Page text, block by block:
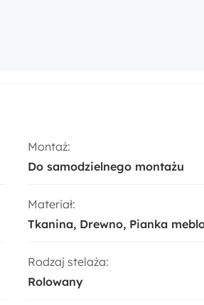
Montaż:
Do samodzielnego montażu
Materiał:
Tkanina Drewno Pianka
Rodzaj stelaża:
Rolowany